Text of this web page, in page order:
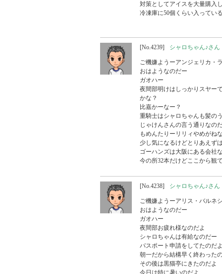
対策としてアイスを大量購入
冷凍庫に50個くらい入ってい
[No.4239] シャロちゃん♪さん
ご機嫌ようーアンジェリカ・
おはようなのだー
ガオハー
夜間部明けはしっかりスヤー
かな？
比嘉かーなー？
重騎士はシャロちゃんも髪の
じゃけんさんの言う通りなの
もめんたりーリリィやめがね
少し気になるけどとりあえず
ゴーハンズは大阪にある会社
今の所32本だけどここから観
[No.4238] シャロちゃん♪さん
ご機嫌ようーアリス・バルネ
おはようなのだー
ガオハー
夜間部お疲れ様なのだよ
シャロちゃんは有給なのだー
パスポート申請をしてたのだ
朝一だから結構早く終わった
その後は黒猫亭にきたのだよ
今日は特に暑いのだよ